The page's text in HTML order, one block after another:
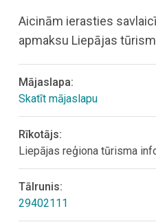
Aicinām ierasties
apmaksu Liepājas
Mājaslapa:
Skatīt mājaslapu
Rīkotājs:
Liepājas reģiona tūrisma
Tālrunis:
29402111